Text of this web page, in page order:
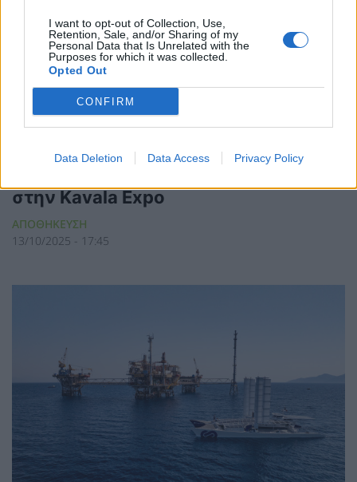
I want to opt-out of Collection, Use,
Retention, Sale, and/or Sharing of my
Personal Data that Is Unrelated with the
Purposes for which it was collected.
Opted Out
CONFIRM
Data Deletion Data Access Privacy Policy
Βίντεο για την αποθήκευση CO2 στον
στην Kavala Expo
ΑΠΟΘΗΚΕΥΣΗ
13/10/2025 - 17:45